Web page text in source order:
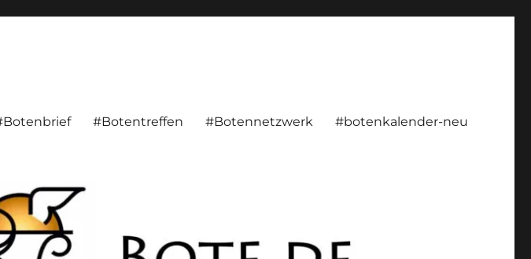
#Botentreffen #Botennetzwerk #botenkalender-neu